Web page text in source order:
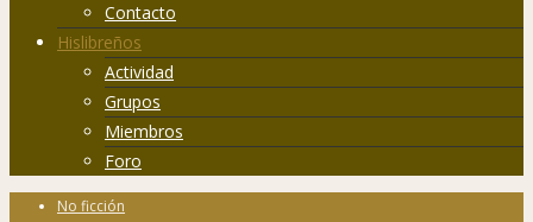
Contacto
Hislibreños
Actividad
Grupos
Miembros
Foro
No ficción